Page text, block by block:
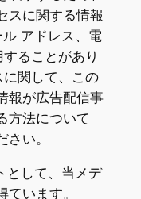
スに関する情報
ル アドレス、電
ることがあり
関して、この
報が広告配信事
方法について
い。
として、当メデ
います。